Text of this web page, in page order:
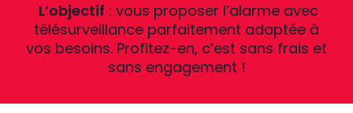
L’objectif : vous proposer l’alarme avec
télésurveillance parfaitement adaptée à
vos besoins. Profitez-en, c’est sans frais et
sans engagement !